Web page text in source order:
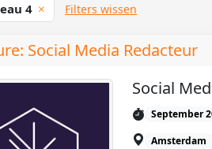
4 Filters wissen
Social Media Redacteur
Social
September
Amsterdam